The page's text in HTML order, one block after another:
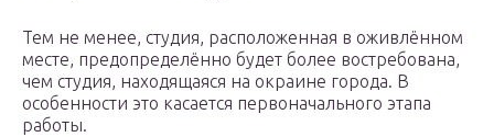
Тем не менее, студия, расположенная в оживлённом
месте, предопределённо будет более востребована,
чем студия, находящаяся на окраине города. В
особенности это касается первоначального этапа
работы.